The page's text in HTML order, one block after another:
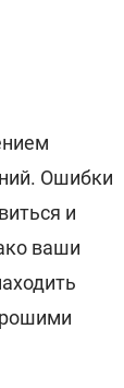
Ошибки
и
ваши